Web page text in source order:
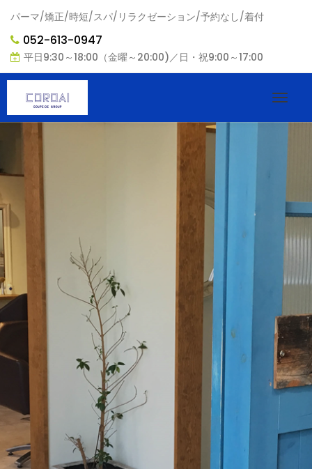
パーマ/矯正/時短/スパ/リラクゼーション/予約なし/着付
052-613-0947
平日9:30～18:00（金曜～20:00)／日・祝9:00～17:00